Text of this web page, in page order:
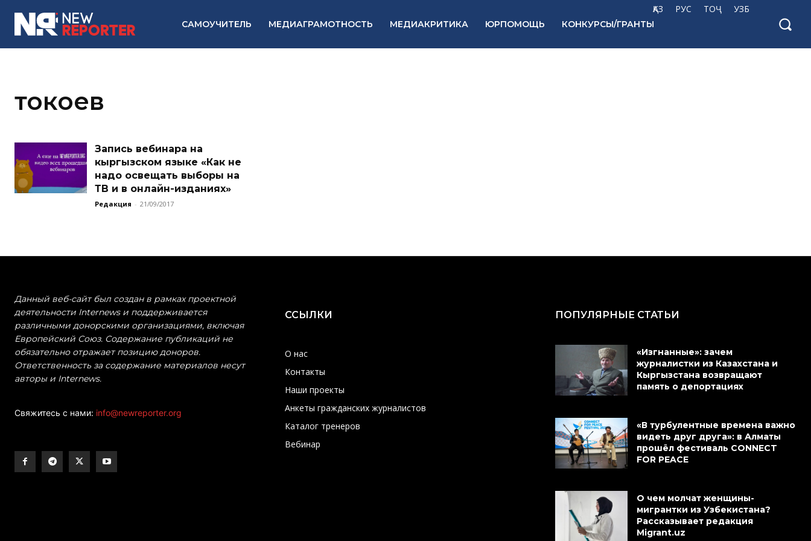
ҚАЗ РУС ТОҶ УЗБ
САМОУЧИТЕЛЬ МЕДИАГРАМОТНОСТЬ МЕДИАКРИТИКА ЮРПОМОЩЬ КОНКУРСЫ/ГРАНТЫ
токоев
Запись вебинара на
кыргызском языке «Как не
надо освещать выборы на
ТВ и в онлайн-изданиях»
Редакция - 21/09/2017
Данный веб-сайт был создан в рамках проектной
деятельности Internews и поддерживается
различными донорскими организациями, включая
Европейский Союз. Содержание публикаций не
обязательно отражает позицию доноров.
Ответственность за содержание материалов несут
авторы и Internews.
Свяжитесь с нами: info@newreporter.org
ССЫЛКИ
О нас
Контакты
Наши проекты
Анкеты гражданских журналистов
Каталог тренеров
Вебинар
ПОПУЛЯРНЫЕ СТАТЬИ
«Изгнанные»: зачем
журналистки из Казахстана и
Кыргызстана возвращают
память о депортациях
«В турбулентные времена важно
видеть друг друга»: в Алматы
прошёл фестиваль CONNECT
FOR PEACE
О чем молчат женщины-
мигрантки из Узбекистана?
Рассказывает редакция
Migrant.uz